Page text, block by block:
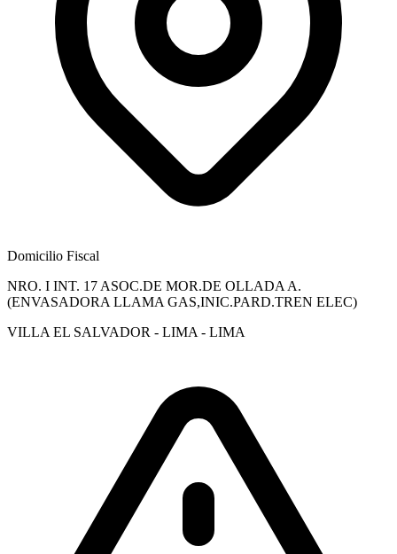
Domicilio Fiscal
NRO. I INT. 17 ASOC.DE MOR.DE OLLADA A.
(ENVASADORA LLAMA GAS,INIC.PARD.TREN ELEC)
VILLA EL SALVADOR - LIMA - LIMA